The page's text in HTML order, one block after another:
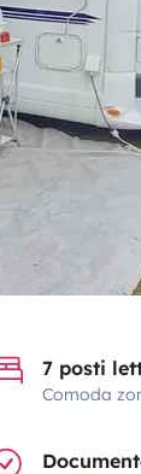
7 posti
Comoda